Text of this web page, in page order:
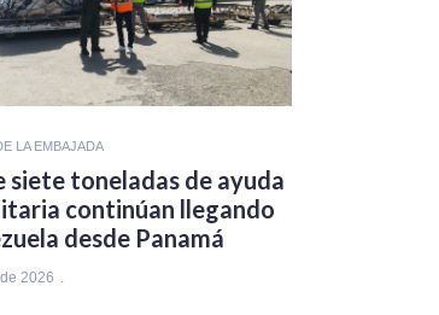
LA EMBAJADA
siete toneladas de ayuda
continúan llegando
desde Panamá
2026